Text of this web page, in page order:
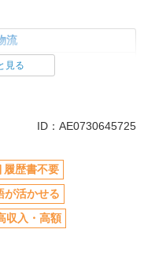
流
OK
険あり
見る
ID：AE0730645725
履歴書不要
が活かせる
収入・高額